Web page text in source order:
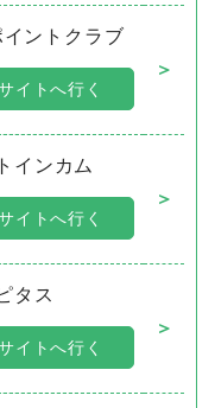
ントクラブ
＞
イトへ行く
インカム
＞
イトへ行く
タス
＞
イトへ行く